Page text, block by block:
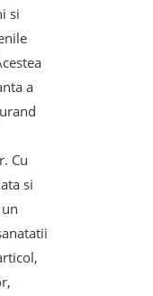
si
a
Cu
si